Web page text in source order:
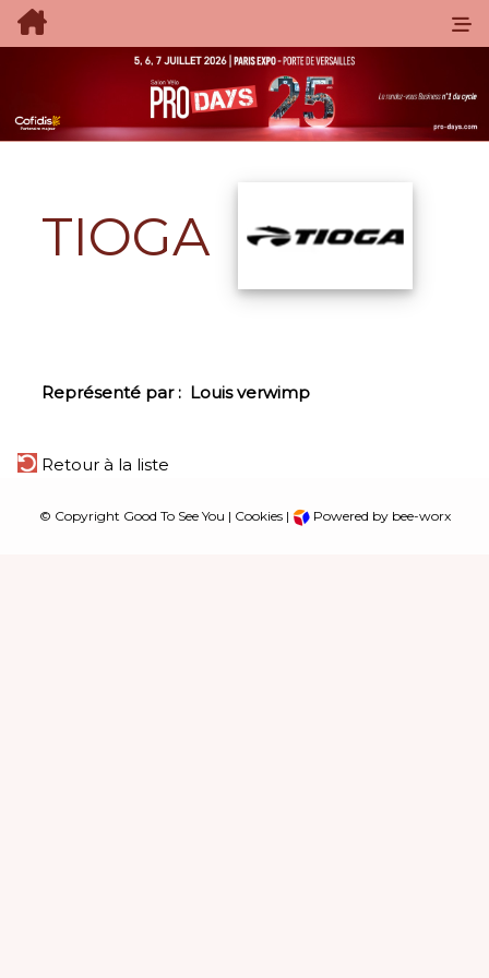
TIOGA
Représenté par : Louis verwimp
Retour à la liste
© Copyright Good To See You | Cookies| Powered by bee-worx